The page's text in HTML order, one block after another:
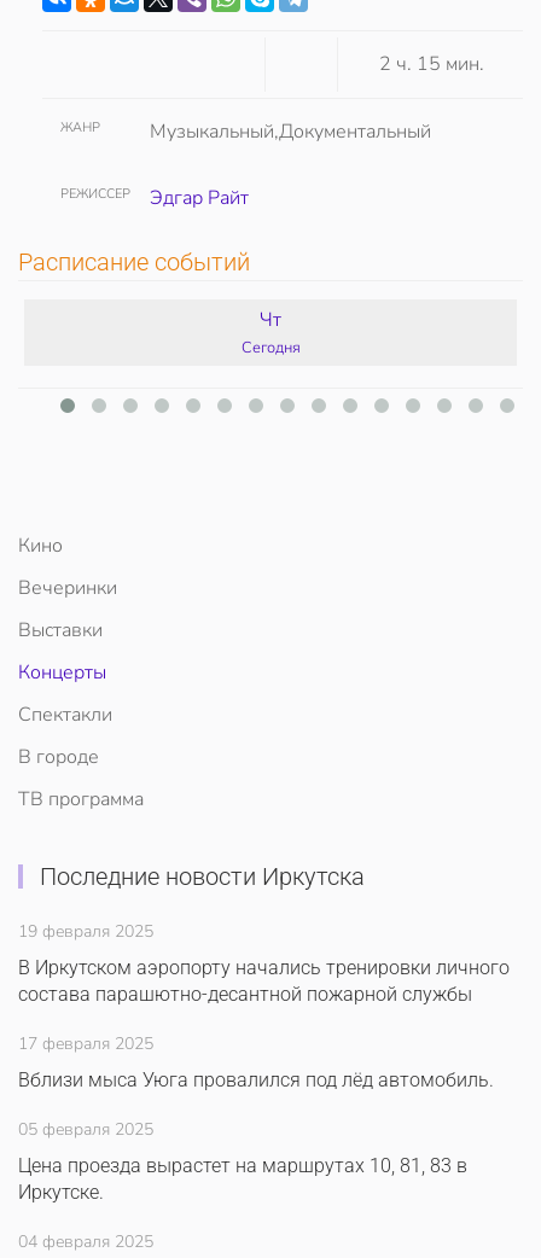
2 ч. 15 мин.
ЖАНР Музыкальный,Документальный
РЕЖИССЕР Эдгар Райт
Расписание событий
Чт
Сегодня
Кино
Вечеринки
Выставки
Концерты
Спектакли
В городе
ТВ программа
Последние новости Иркутска
19 февраля 2025
В Иркутском аэропорту начались тренировки личного
состава парашютно-десантной пожарной службы
17 февраля 2025
Вблизи мыса Уюга провалился под лёд автомобиль.
05 февраля 2025
Цена проезда вырастет на маршрутах 10, 81, 83 в
Иркутске.
04 февраля 2025